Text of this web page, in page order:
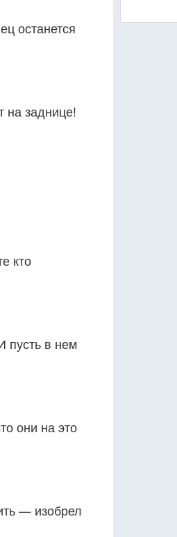
останется
на заднице!
кто
пусть в нем
они на это
— изобрел